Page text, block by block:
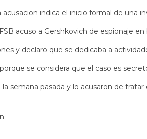
indica el inicio formal de una
acuso a Gershkovich de espionaje
y declaro que se dedicaba a
se considera que el caso es
semana pasada y lo acusaron de